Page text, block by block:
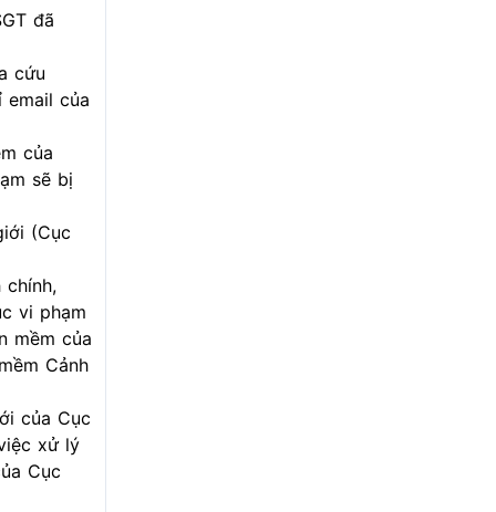
đã
cứu
email của
của
sẽ bị
(Cục
vi phạm
mềm của
Cảnh
của Cục
xử lý
Cục